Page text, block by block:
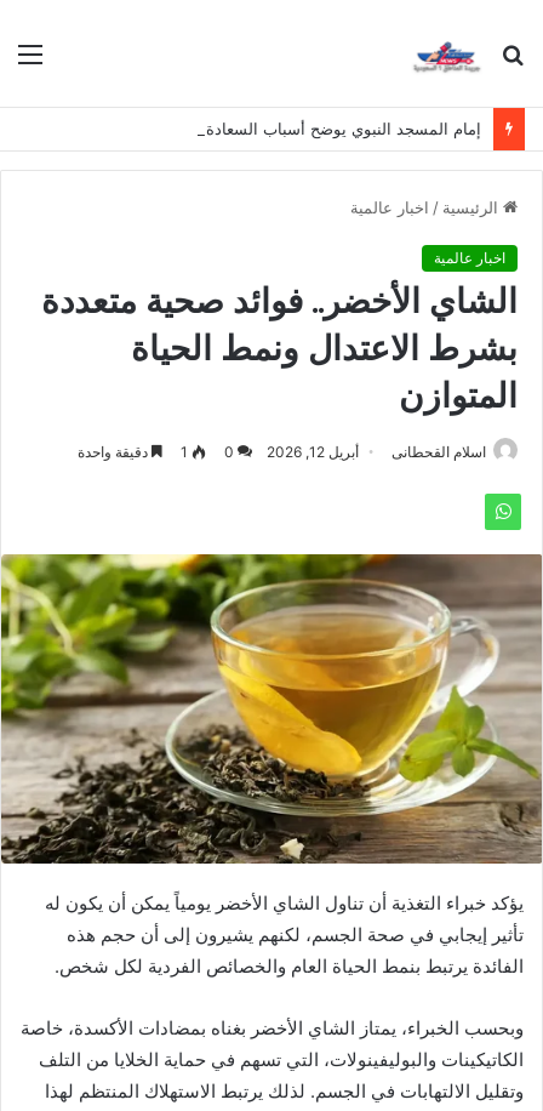
بحث
إمام المسجد النبوي يوضح أسباب السعادة الحقيقية وسبل نيلها
الرئيسية / اخبار عالمية
اخبار عالمية
الشاي الأخضر.. فوائد صحية متعددة
بشرط الاعتدال ونمط الحياة
المتوازن
اسلام القحطانى أبريل 12, 2026 0
1 دقيقة واحدة
يؤكد خبراء التغذية أن تناول الشاي الأخضر يومياً يمكن أن يكون له
تأثير إيجابي في صحة الجسم، لكنهم يشيرون إلى أن حجم هذه
الفائدة يرتبط بنمط الحياة العام والخصائص الفردية لكل شخص.
وبحسب الخبراء، يمتاز الشاي الأخضر بغناه بمضادات الأكسدة، خاصة
الكاتيكينات والبوليفينولات، التي تسهم في حماية الخلايا من التلف
وتقليل الالتهابات في الجسم. لذلك يرتبط الاستهلاك المنتظم لهذا